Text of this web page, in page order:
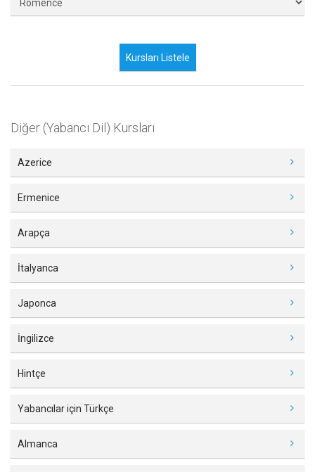
Diğer (Yabancı Dil) Kursları
Azerice
Ermenice
Arapça
İtalyanca
Japonca
İngilizce
Hintçe
Yabancılar için Türkçe
Almanca